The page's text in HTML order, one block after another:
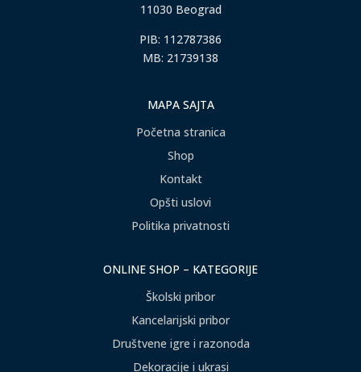
11030 Beograd
PIB: 112787386
MB: 21739138
MAPA SAJTA
Početna stranica
Shop
Kontakt
Opšti uslovi
Politika privatnosti
ONLINE SHOP – KATEGORIJE
Školski pribor
Kancelarijski pribor
Društvene igre i razonoda
Dekoracije i ukrasi